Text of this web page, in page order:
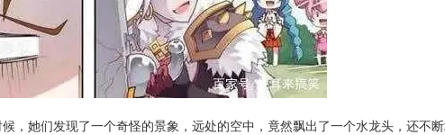
，她们发现了一个奇怪的景象，远处的空中，竟然飘出了一个水龙头，还不